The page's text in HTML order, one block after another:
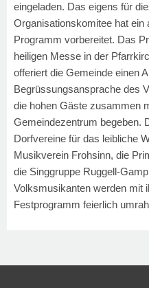
eingeladen. Das eigens für
Organisationskomitee hat ein
Programm vorbereitet. Das
heiligen Messe in der
offeriert die Gemeinde einen
Begrüssungsansprache des
die hohen Gäste zusammen
Gemeindezentrum begeben.
Dorfvereine für das leibliche
Musikverein Frohsinn, die
die Singgruppe Ruggell-
Volksmusikanten werden mit
Festprogramm feierlich